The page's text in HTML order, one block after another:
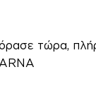
τώρα,